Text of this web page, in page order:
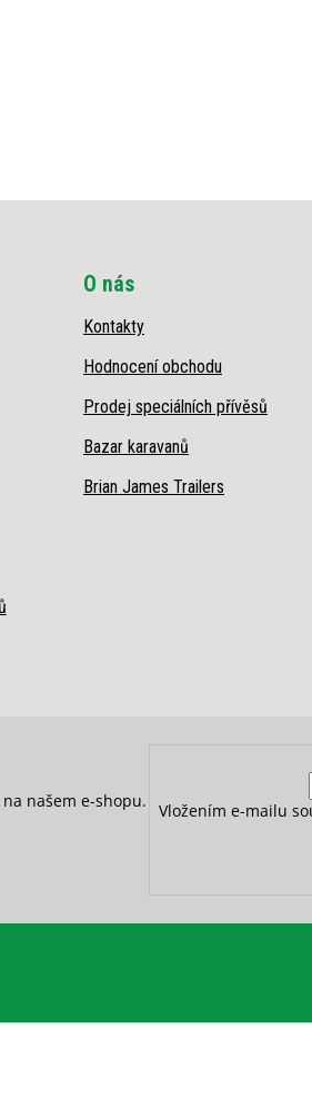
O nás
Kontakty
Hodnocení obchodu
Prodej speciálních přívěsů
Bazar karavanů
Brian James Trailers
našem e-shopu. Vložením e-mailu